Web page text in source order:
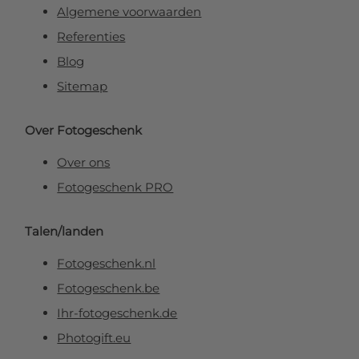
Algemene voorwaarden
Referenties
Blog
Sitemap
Over Fotogeschenk
Over ons
Fotogeschenk PRO
Talen/landen
Fotogeschenk.nl
Fotogeschenk.be
Ihr-fotogeschenk.de
Photogift.eu